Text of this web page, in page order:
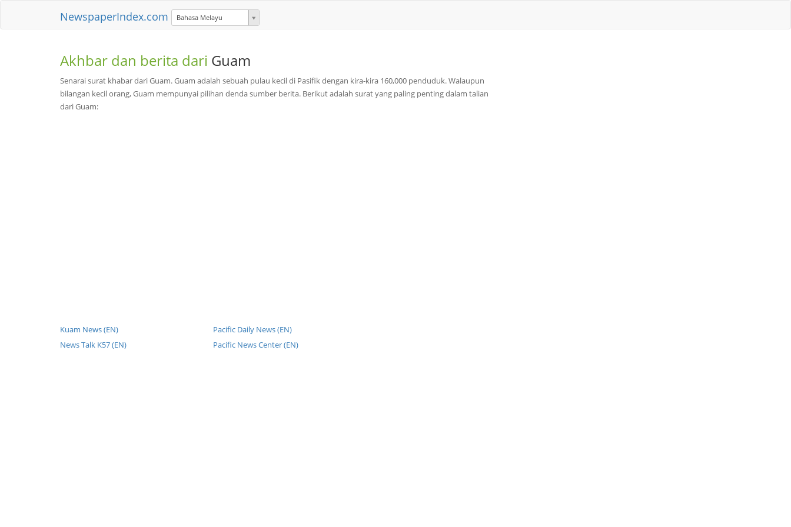
NewspaperIndex.com Bahasa Melayu
Akhbar dan berita dari Guam
Senarai surat khabar dari Guam. Guam adalah sebuah pulau kecil di Pasifik dengan kira-kira 160,000 penduduk. Walaupun
bilangan kecil orang, Guam mempunyai pilihan denda sumber berita. Berikut adalah surat yang paling penting dalam talian
dari Guam:
Kuam News (EN)
News Talk K57 (EN)
Pacific Daily News (EN)
Pacific News Center (EN)